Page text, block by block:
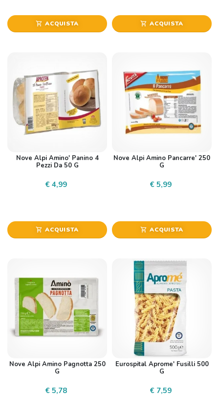
shopping_cart ACQUISTA shopping_cart ACQUISTA
Nove Alpi Amino' Panino 4
Pezzi Da 50 G
€ 4,99
shopping_cart ACQUISTA
Nove Alpi Amino Pancarre' 250
G
€ 5,99
shopping_cart ACQUISTA
Nove Alpi Amino Pagnotta 250
G
€ 5,78
Eurospital Aprome' Fusilli 500
G
€ 7,59